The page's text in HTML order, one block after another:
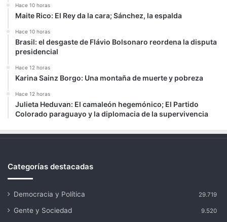
Hace 10 horas
Maite Rico: El Rey da la cara; Sánchez, la espalda
Hace 10 horas
Brasil: el desgaste de Flávio Bolsonaro reordena la disputa
presidencial
Hace 12 horas
Karina Sainz Borgo: Una montaña de muerte y pobreza
Hace 12 horas
Julieta Heduvan: El camaleón hegemónico; El Partido
Colorado paraguayo y la diplomacia de la supervivencia
Categorías destacadas
Democracia y Política 29.719
Gente y Sociedad 9.520